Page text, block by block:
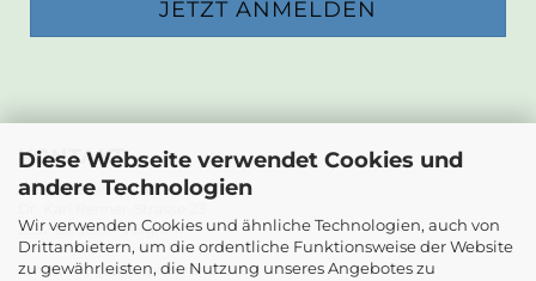
Diese Webseite verwendet Cookies und
andere Technologien
Wir verwenden Cookies und ähnliche Technologien, auch von
Drittanbietern, um die ordentliche Funktionsweise der Website
zu gewährleisten, die Nutzung unseres Angebotes zu
KONTAKT
Die Papierwerkstatt
2232 Deutsch-Wagram
Email: info@diepapierwerkstatt.at